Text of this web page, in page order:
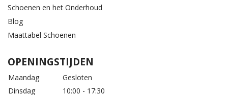
Schoenen en het Onderhoud
Blog
Maattabel Schoenen
OPENINGSTIJDEN
Maandag
Gesloten
Dinsdag
10:00 - 17:30